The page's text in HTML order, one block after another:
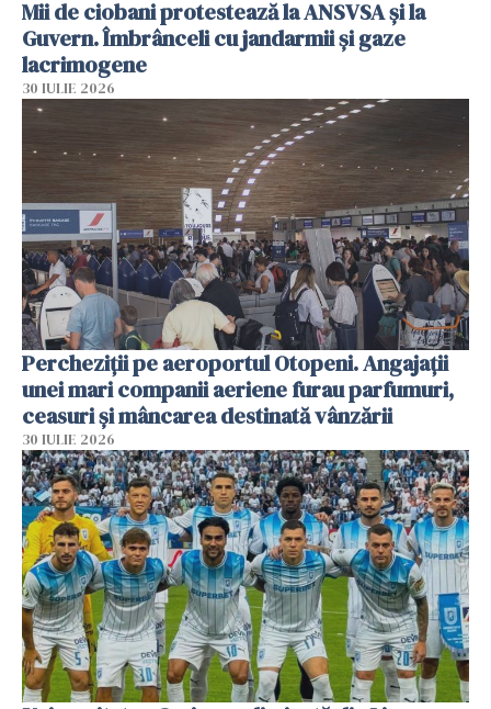
Mii de ciobani protestează la ANSVSA și la
Guvern. Îmbrânceli cu jandarmii și gaze
lacrimogene
30 IULIE 2026
Percheziții pe aeroportul Otopeni. Angajații
unei mari companii aeriene furau parfumuri,
ceasuri și mâncarea destinată vânzării
30 IULIE 2026